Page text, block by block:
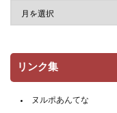
リンク集
ヌルポあんてな